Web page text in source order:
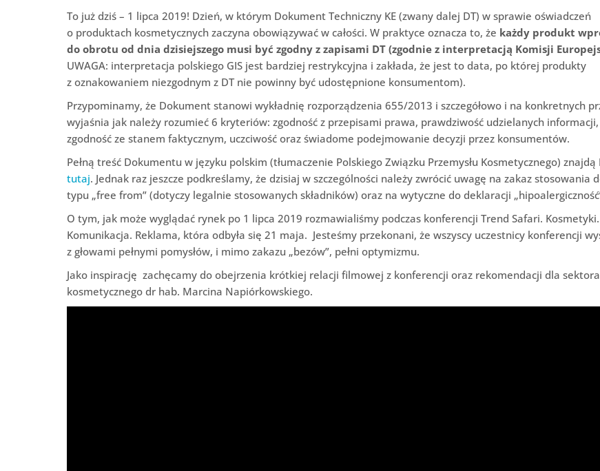
To już dziś – 1 lipca 2019! Dzień, w którym Dokument Techniczny KE (zwany dalej DT) w sprawie oświadczeń
o produktach kosmetycznych zaczyna obowiązywać w całości. W praktyce oznacza to, że każdy produkt
do obrotu od dnia dzisiejszego musi być zgodny z zapisami DT (zgodnie z interpretacją Komisji
UWAGA: interpretacja polskiego GIS jest bardziej restrykcyjna i zakłada, że jest to data, po której produkty
z oznakowaniem niezgodnym z DT nie powinny być udostępnione konsumentom).
Przypominamy, że Dokument stanowi wykładnię rozporządzenia 655/2013 i szczegółowo i na konkretnych
wyjaśnia jak należy rozumieć 6 kryteriów: zgodność z przepisami prawa, prawdziwość udzielanych
zgodność ze stanem faktycznym, uczciwość oraz świadome podejmowanie decyzji przez konsumentów.
Pełną treść Dokumentu w języku polskim (tłumaczenie Polskiego Związku Przemysłu Kosmetycznego) znajdą
tutaj. Jednak raz jeszcze podkreślamy, że dzisiaj w szczególności należy zwrócić uwagę na zakaz stosowania
typu „free from” (dotyczy legalnie stosowanych składników) oraz na wytyczne do deklaracji
O tym, jak może wyglądać rynek po 1 lipca 2019 rozmawialiśmy podczas konferencji Trend Safari. Kosmetyki.
Komunikacja. Reklama, która odbyła się 21 maja. Jesteśmy przekonani, że wszyscy uczestnicy konferencji
z głowami pełnymi pomysłów, i mimo zakazu „bezów”, pełni optymizmu.
Jako inspirację zachęcamy do obejrzenia krótkiej relacji filmowej z konferencji oraz rekomendacji dla sektora
kosmetycznego dr hab. Marcina Napiórkowskiego.